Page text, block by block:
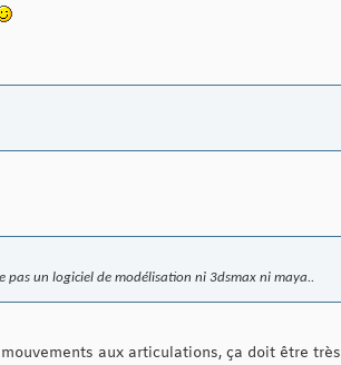
un logiciel de modélisation ni 3dsmax ni maya..
aux articulations, ça doit être très